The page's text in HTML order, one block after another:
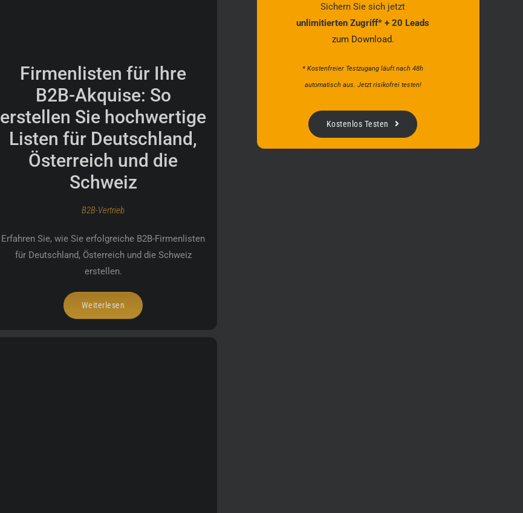
Firmenlisten für Ihre
B2B-Akquise: So
erstellen Sie hochwertige
Listen für Deutschland,
Österreich und die
Schweiz
B2B-Vertrieb
Erfahren Sie, wie Sie erfolgreiche B2B-Firmenlisten
für Deutschland, Österreich und die Schweiz
erstellen.
Weiterlesen
Sichern Sie sich jetzt
unlimitierten Zugriff* + 20 Leads
zum Download.
* Kostenfreier Testzugang läuft nach 48h
automatisch aus. Jetzt risikofrei testen!
Kostenlos Testen